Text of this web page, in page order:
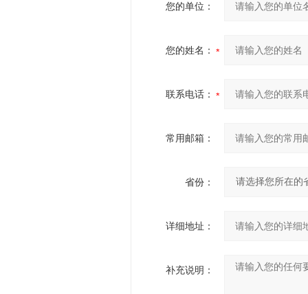
您的单位：
您的姓名：
联系电话：
常用邮箱：
省份：
详细地址：
补充说明：